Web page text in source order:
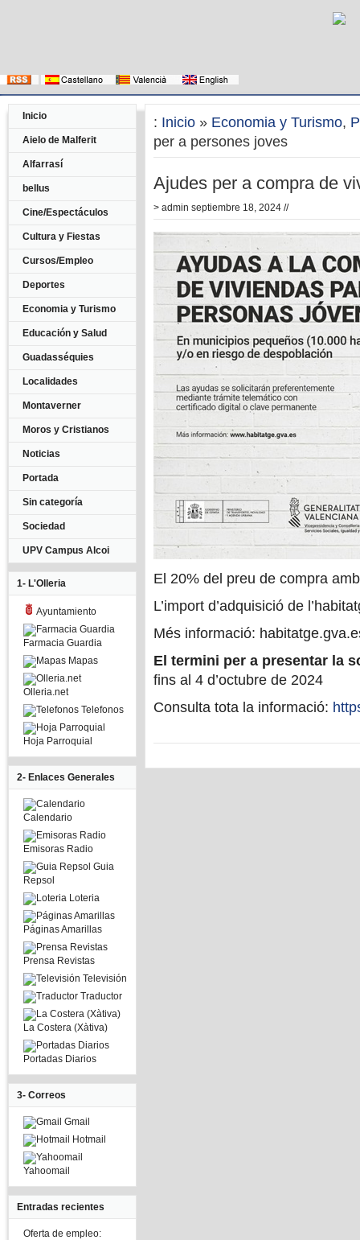
Inicio
Aielo de Malferit
Alfarrasí
bellus
Cine/Espectáculos
Cultura y Fiestas
Cursos/Empleo
Deportes
Economia y Turismo
Educación y Salud
Guadasséquies
Localidades
Montaverner
Moros y Cristianos
Noticias
Portada
Sin categoría
Sociedad
UPV Campus Alcoi
1- L'Olleria
Ayuntamiento
Farmacia Guardia
Mapas
Olleria.net
Telefonos
Hoja Parroquial
2- Enlaces Generales
Calendario
Emisoras Radio
Guia
Repsol
Loteria
Páginas Amarillas
Prensa Revistas
Televisión
Traductor
La Costera (Xàtiva)
Portadas Diarios
3- Correos
Gmail
Hotmail
Yahoomail
Entradas recientes
Oferta de empleo:
: Inicio » Economia y Turismo,
per a persones joves
Ajudes per a compra de
> admin septiembre 18, 2024 //
El 20% del preu de compra
L’import d’adquisició de
Més informació:
El termini per a presentar la
fins al 4 d’octubre de 2024
Consulta tota la informació: